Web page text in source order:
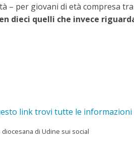
– per giovani di età compresa
dieci quelli che invece
link trovi tutte le
di Udine sui social